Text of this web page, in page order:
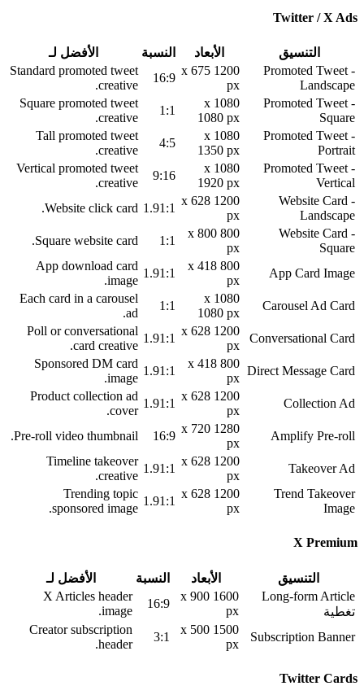
Twitter / X Ads
التنسيق الأبعاد النسبة
الأفضل لـ
Promoted Tweet -
Landscape
1200 x 675
px
16:9
Standard promoted tweet
creative.
Promoted Tweet -
Square
1080 x
1080 px
1:1
Square promoted tweet
creative.
Promoted Tweet -
Portrait
1080 x
1350 px
4:5
Tall promoted tweet
creative.
Promoted Tweet -
Vertical
1080 x
1920 px
9:16
Vertical promoted tweet
creative.
Website Card -
Landscape
1200 x 628
px
1.91:1
Website click card.
Website Card -
Square
800 x 800
px
1:1
Square website card.
App Card Image
800 x 418
px
1.91:1
App download card
image.
Carousel Ad Card
1080 x
1080 px
1:1
Each card in a carousel
ad.
Conversational Card
1200 x 628
px
1.91:1
Poll or conversational
card creative.
Direct Message Card
800 x 418
px
1.91:1
Sponsored DM card
image.
Collection Ad
1200 x 628
px
1.91:1
Product collection ad
cover.
Amplify Pre-roll
1280 x 720
px
16:9
Pre-roll video thumbnail.
Takeover Ad
1200 x 628
px
1.91:1
Timeline takeover
creative.
Trend Takeover
Image
1200 x 628
px
1.91:1
Trending topic
sponsored image.
X Premium
التنسيق الأبعاد النسبة
الأفضل لـ
Long-form Article
تغطية
1600 x 900
px
16:9
X Articles header
image.
Subscription Banner
1500 x 500
px
3:1
Creator subscription
header.
Twitter Cards